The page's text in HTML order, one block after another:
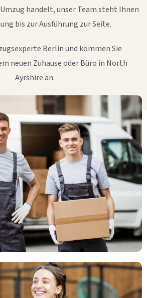
handelt, unser Team steht Ihnen
bis zur Ausführung zur Seite.
Berlin und kommen Sie
neuen Zuhause oder Büro in North
Ayrshire an.